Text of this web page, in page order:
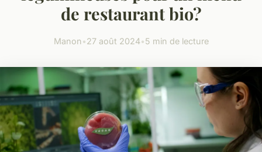
de restaurant bio?
Manon•27 août 2024•5 min de lecture